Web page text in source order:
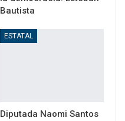
Bautista
ESTATAL
Diputada Naomi Santos